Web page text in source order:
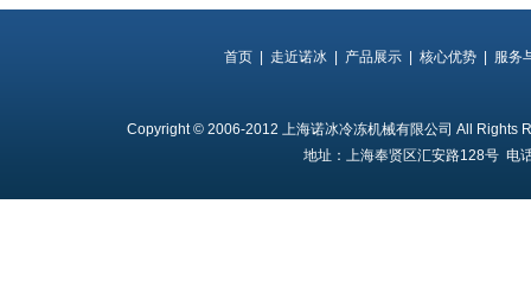
首页 走近诺冰 产品展示 核心优势 服务
Copyright © 2006-2012 上海诺冰冷冻机械有限公司 All Rights
地址：上海奉贤区汇安路128号